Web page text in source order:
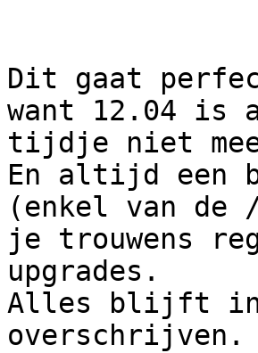
Dit gaat
want 12.04 is
tijdje niet
En altijd een
(enkel van de /
je trouwens
upgrades.
Alles blijft in
overschrijven.